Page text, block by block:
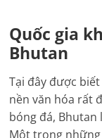
Quốc gia
Bhutan
Tại đây được
nền văn hóa rất
bóng đá, Bhutan
Một trong